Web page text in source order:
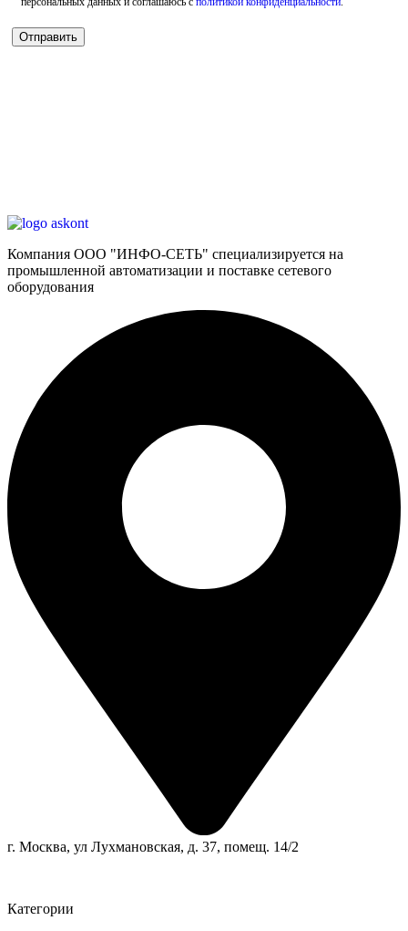
Компания ООО "ИНФО-СЕТЬ" специализируется на
промышленной автоматизации и поставке сетевого
оборудования
г. Москва, ул Лухмановская, д. 37, помещ. 14/2
Категории